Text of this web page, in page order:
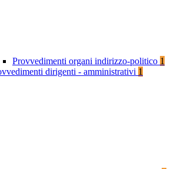
Provvedimenti organi indirizzo-politico 1
dirigenti - amministrativi 1